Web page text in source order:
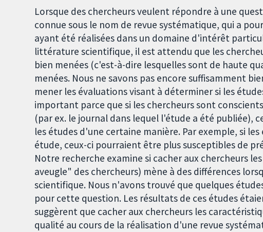
Lorsque des chercheurs veulent répondre à une
connue sous le nom de revue systématique, qui a
ayant été réalisées dans un domaine d'intérêt
littérature scientifique, il est attendu que les
bien menées (c'est-à-dire lesquelles sont de haute
menées. Nous ne savons pas encore suffisamment
mener les évaluations visant à déterminer si les
important parce que si les chercheurs sont
(par ex. le journal dans lequel l'étude a été publiée),
les études d'une certaine manière. Par exemple, si
étude, ceux-ci pourraient être plus susceptibles de
Notre recherche examine si cacher aux chercheurs
aveugle" des chercheurs) mène à des différences
scientifique. Nous n'avons trouvé que quelques
pour cette question. Les résultats de ces études
suggèrent que cacher aux chercheurs les
qualité au cours de la réalisation d'une revue